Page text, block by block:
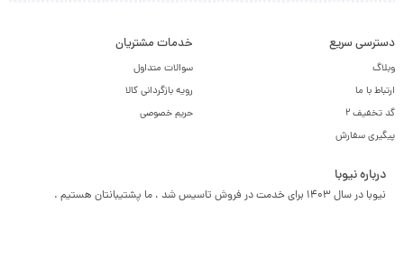
دسترسی سریع
وبلاگ
ارتباط با ما
گد تخفیف 2
پیگیری سفارش
خدمات مشتریان
سوالات متداول
رویه بازگردانی کالا
حریم خصوصی
درباره نیوبا
نیوبا در سال 1403 برای خدمت در فروش تاسیس شد ، ما پشتیبانتان هستیم .